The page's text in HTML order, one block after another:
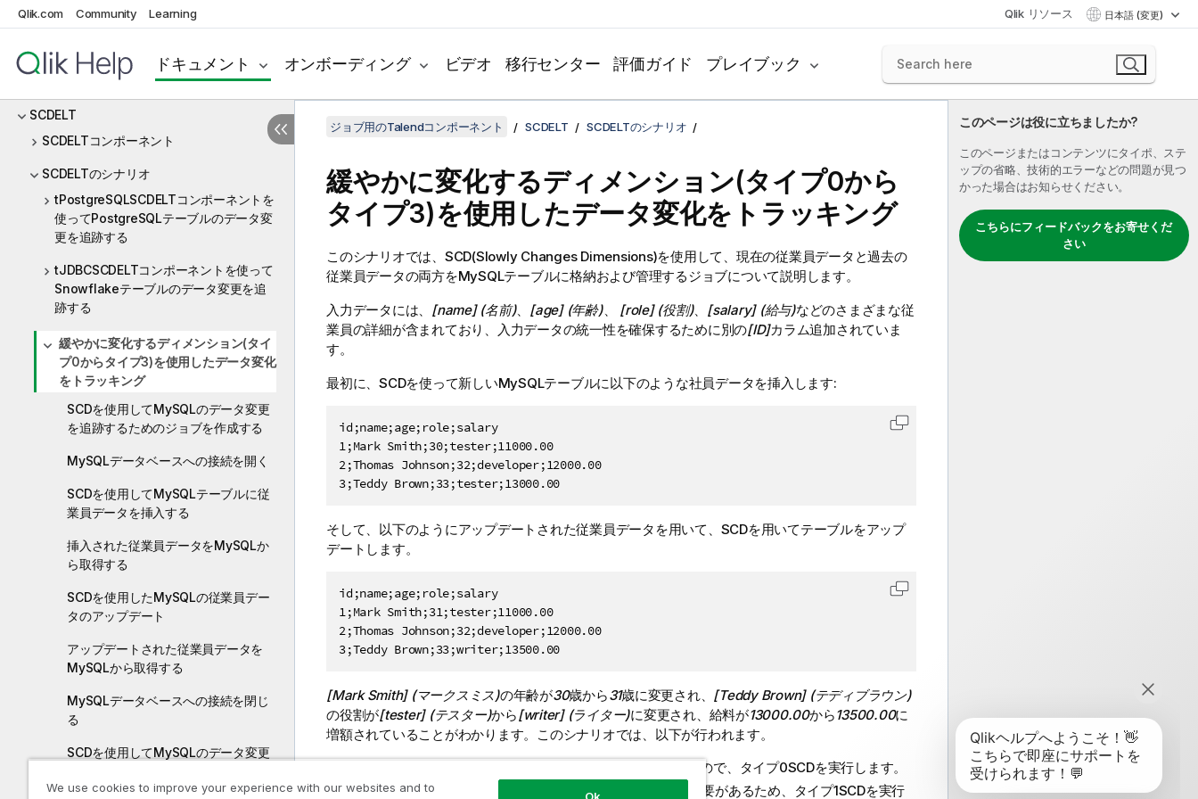
Qlik.com Community Learning Qlik リソース 日本語 (変更)
ドキュメント オンボーディング ビデオ 移行センター 評価ガイド プレイブック
Samba
SAP
SCDELT
SCDELTコンポーネント
SCDELTのシナリオ
tPostgreSQLSCDELTコンポーネントを
使ってPostgreSQLテーブルのデータ変
更を追跡する
tJDBCSCDELTコンポーネントを使って
Snowflakeテーブルのデータ変更を追
跡する
緩やかに変化するディメンション(タイ
プ0からタイプ3)を使用したデータ変化
をトラッキング
SCDを使用してMySQLのデータ変更
を追跡するためのジョブを作成する
MySQLデータベースへの接続を開く
SCDを使用してMySQLテーブルに従
業員データを挿入する
挿入された従業員データをMySQLか
ら取得する
SCDを使用したMySQLの従業員デー
タのアップデート
アップデートされた従業員データを
MySQLから取得する
MySQLデータベースへの接続を閉じ
る
SCDを使用してMySQLのデータ変更
このページは役に立ちましたか?
このページまたはコンテンツにタイポ、ステ
ップの省略、技術的エラーなどの問題が見つ
かった場合はお知らせください。
こちらにフィードバックをお寄せくだ
さい
ジョブ用のTalendコンポーネント SCDELT SCDELTのシナリオ
緩やかに変化するディメンション(タイプ0から
タイプ3)を使用したデータ変化をトラッキング
このシナリオでは、SCD(Slowly Changes Dimensions)を使用して、現在の従業員データと過去の
従業員データの両方をMySQLテーブルに格納および管理するジョブについて説明します。
入力データには、 [name] (名前)、 [age] (年齢)、 [role] (役割)、 [salary] (給与)などのさまざまな従
業員の詳細が含まれており、入力データの統一性を確保するために別の[ID]カラム追加されていま
す。
最初に、SCDを使って新しいMySQLテーブルに以下のような社員データを挿入します:
id;name;age;role;salary
1;Mark Smith;30;tester;11000.00
2;Thomas Johnson;32;developer;12000.00
コードをクリップボードにコピーします
そして、以下のようにアップデートされた従業員データを用いて、SCDを用いてテーブルをアップ
デートします。
id;name;age;role;salary
1;Mark Smith;31;tester;11000.00
2;Thomas Johnson;32;developer;12000.00
3;Teddy Brown;33;writer;13500.00
コードをクリップボードにコピーします
[Mark Smith] (マークスミス)の年齢が30歳から31歳に変更され、 [Teddy Brown] (テディブラウン)
の役割が[tester] (テスター)から[writer] (ライター)に変更され、給料が13000.00から13500.00に
増額されていることがわかります。このシナリオでは、以下が行われます。
フィールドのデータ変更を追跡したくないので、タイプ0SCDを実行します。
新しい[age] (年齢) データで既存のデータを上書きする必要があるため、タイプ1SCDを実行
We use cookies to improve your experience with our websites and to